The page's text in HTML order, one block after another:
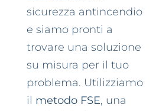
sicurezza antincendio
e siamo pronti a
trovare una soluzione
su misura per il tuo
problema. Utilizziamo
il metodo FSE, una